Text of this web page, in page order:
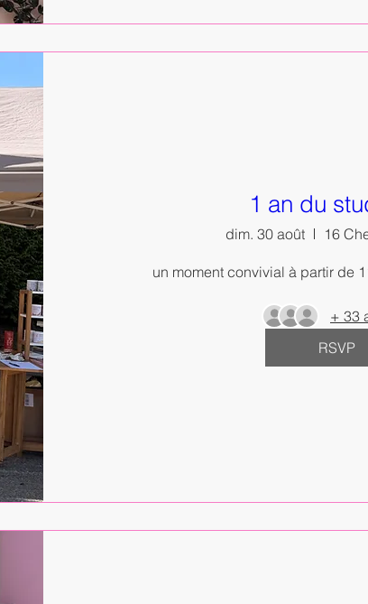
1 an du
dim. 30 août 16
un moment convivial à partir de
+ 33
RSVP